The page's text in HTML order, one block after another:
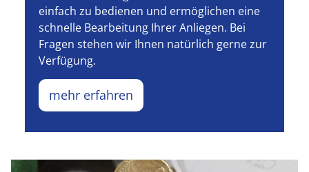
einfach zu bedienen und ermöglichen eine
schnelle Bearbeitung Ihrer Anliegen. Bei
Fragen stehen wir Ihnen natürlich gerne zur
Verfügung.
mehr erfahren